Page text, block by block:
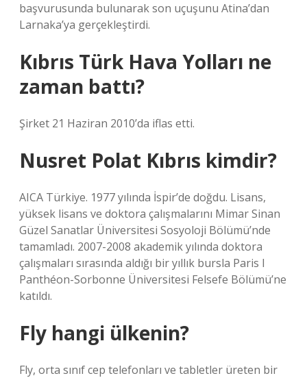
başvurusunda bulunarak son uçuşunu Atina’dan
Larnaka’ya gerçekleştirdi.
Kıbrıs Türk Hava Yolları ne
zaman battı?
Şirket 21 Haziran 2010’da iflas etti.
Nusret Polat Kıbrıs kimdir?
AICA Türkiye. 1977 yılında İspir’de doğdu. Lisans,
yüksek lisans ve doktora çalışmalarını Mimar Sinan
Güzel Sanatlar Üniversitesi Sosyoloji Bölümü’nde
tamamladı. 2007-2008 akademik yılında doktora
çalışmaları sırasında aldığı bir yıllık bursla Paris I
Panthéon-Sorbonne Üniversitesi Felsefe Bölümü’ne
katıldı.
Fly hangi ülkenin?
Fly, orta sınıf cep telefonları ve tabletler üreten bir